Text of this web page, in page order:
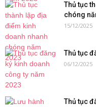
Thủ tục
chóng
15/12/2025
Thủ tục
06/12/2025
Thủ tục